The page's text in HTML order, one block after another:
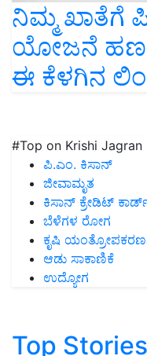
ನಿಮ್ಮ ಖಾತೆಗೆ
ಯೋಜನೆ
ಈ ಕೆಳಗಿನ
#Top on Krishi Jagran
ಪಿ.ಎಂ. ಕಿಸಾನ್
ಜೀವಾಮೃತ
ಕಿಸಾನ್ ಕ್ರೇಡಿಟ್
ಬೆಳೆಗಳ ರೋಗ
ಕೃಷಿ
ಆಡು ಸಾಕಾಣಿಕೆ
ಉದ್ಯೋಗ
Top Stories